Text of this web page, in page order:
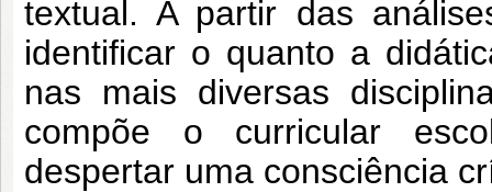
textual. A partir das
identificar o quanto a
nas mais diversas
compõe o curricular
despertar uma consciência